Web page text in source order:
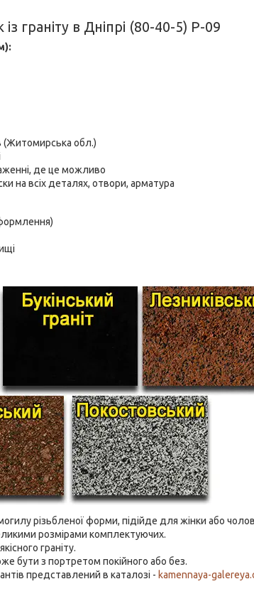
граніту в Дніпрі (80-40-5) Р-09
(Житомирська обл.)
де це можливо
на всіх деталях, отвори, арматура
різьбленої форми, підійде для жінки або
розмірами комплектуючих.
граніту.
бути з портретом покійного або без.
представлений в каталозі - kamennaya-